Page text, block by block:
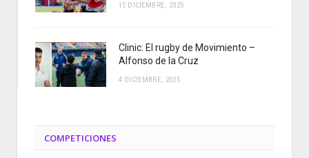
15 DICIEMBRE, 2025
Clinic: El rugby de Movimiento –
Alfonso de la Cruz
4 DICIEMBRE, 2025
COMPETICIONES